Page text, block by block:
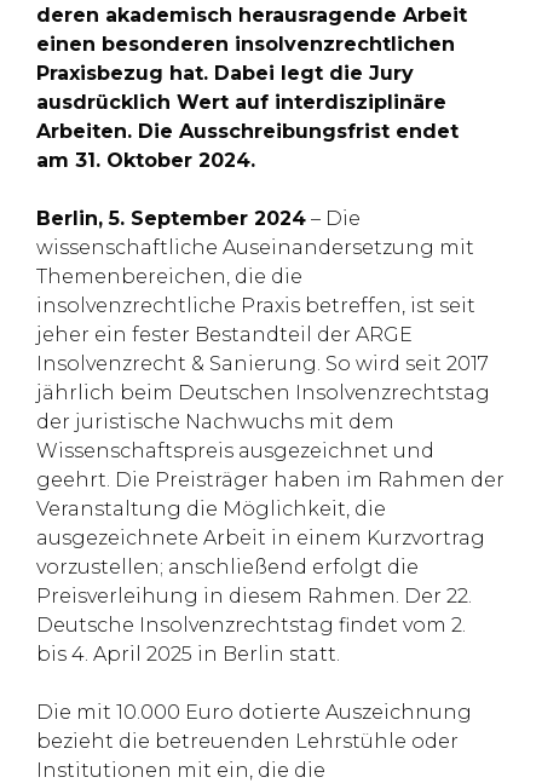
deren akademisch herausragende Arbeit
einen besonderen insolvenzrechtlichen
Praxisbezug hat. Dabei legt die Jury
ausdrücklich Wert auf interdisziplinäre
Arbeiten. Die Ausschreibungsfrist endet
am 31. Oktober 2024.
Berlin, 5. September 2024 – Die
wissenschaftliche Auseinandersetzung mit
Themenbereichen, die die
insolvenzrechtliche Praxis betreffen, ist seit
jeher ein fester Bestandteil der ARGE
Insolvenzrecht & Sanierung. So wird seit 2017
jährlich beim Deutschen Insolvenzrechtstag
der juristische Nachwuchs mit dem
Wissenschaftspreis ausgezeichnet und
geehrt. Die Preisträger haben im Rahmen der
Veranstaltung die Möglichkeit, die
ausgezeichnete Arbeit in einem Kurzvortrag
vorzustellen; anschließend erfolgt die
Preisverleihung in diesem Rahmen. Der 22.
Deutsche Insolvenzrechtstag findet vom 2.
bis 4. April 2025 in Berlin statt.
Die mit 10.000 Euro dotierte Auszeichnung
bezieht die betreuenden Lehrstühle oder
Institutionen mit ein, die die